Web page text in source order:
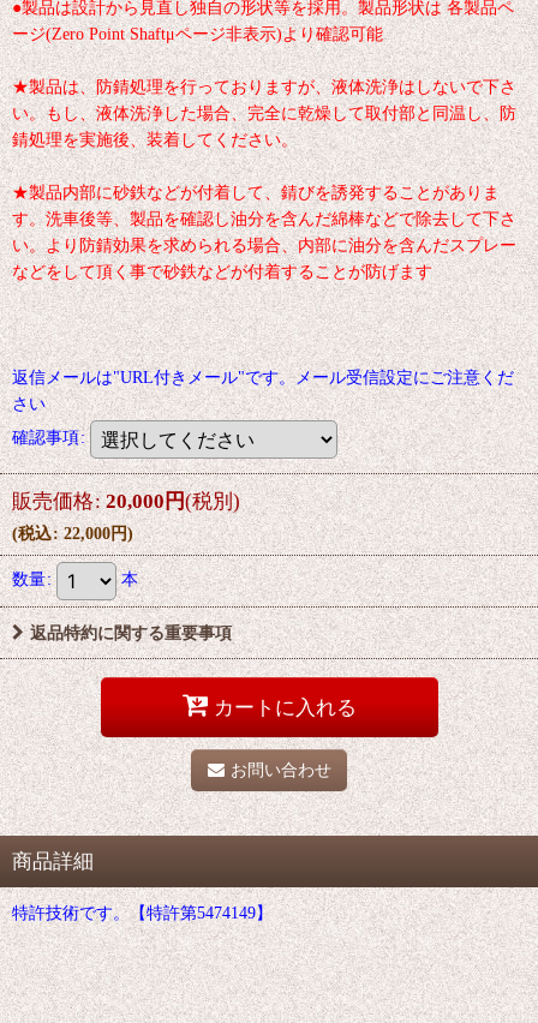
●製品は設計から見直し独自の形状等を採用。製品形状は 各製品ペ
ージ(Zero Point Shaftμページ非表示)より確認可能
★製品は、防錆処理を行っておりますが、液体洗浄はしないで下さ
い。もし、液体洗浄した場合、完全に乾燥して取付部と同温し、防
錆処理を実施後、装着してください。
★製品内部に砂鉄などが付着して、錆びを誘発することがありま
す。洗車後等、製品を確認し油分を含んだ綿棒などで除去して下さ
い。より防錆効果を求められる場合、内部に油分を含んだスプレー
などをして頂く事で砂鉄などが付着することが防げます
返信メールは"URL付きメール"です。メール受信設定にご注意くだ
さい
確認事項:
販売価格: 20,000円(税別)
(税込: 22,000円)
数量: 本
返品特約に関する重要事項
カートに入れる
お問い合わせ
商品詳細
特許技術です。【特許第5474149】